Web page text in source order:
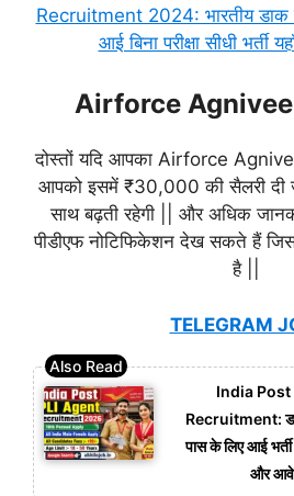
Recruitment 2024: भारतीय डाक
आई बिना परीक्षा सीधी
Airforce Agniveer
दोस्तों यदि आपका Airforce
आपको इसमें ₹30,000 की सैलरी दी
साथ बढ़ती रहेगी || और अधिक
पीडीएफ नोटिफिकेशन देख सकते हैं
है ||
TELEGRAM
India
Recruitment:
पास के लिए आई
और